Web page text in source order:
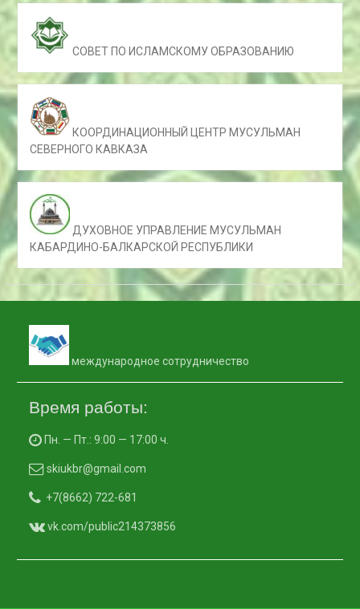
СОВЕТ ПО ИСЛАМСКОМУ ОБРАЗОВАНИЮ
КООРДИНАЦИОННЫЙ ЦЕНТР МУСУЛЬМАН
СЕВЕРНОГО КАВКАЗА
ДУХОВНОЕ УПРАВЛЕНИЕ МУСУЛЬМАН
КАБАРДИНО-БАЛКАРСКОЙ РЕСПУБЛИКИ
международное сотрудничество
Время работы:
Пн. — Пт.: 9:00 — 17:00 ч.
skiukbr@gmail.com
+7(8662) 722-681
vk.com/public214373856